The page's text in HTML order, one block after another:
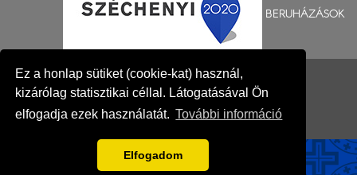
Ez a honlap sütiket (cookie-kat) használ,
kizárólag statisztikai céllal. Látogatásával Ön
elfogadja ezek használatát. További információ
Elfogadom
BERUHÁZÁSOK
© 2015-2026 Nyíregyházi Egyházmegye
Impresszum
Fejlesztés: Gerner Attila, Zadubenszki Norbert